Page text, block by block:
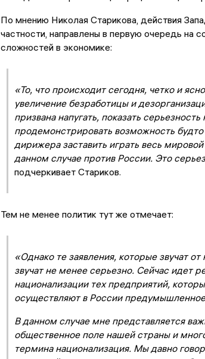
По мнению Николая Старикова, действия
частности, направлены в первую очередь на
сложностей в экономике:
«То, что происходит сегодня, четко и
увеличение безработицы и
призвана напугать, показать
продемонстрировать возможность
дирижера заставить играть весь
данном случае против России. Это
подчеркивает Стариков.
Тем не менее политик тут же отмечает:
«Однако те заявления, которые звучат
звучат не менее серьезно. Сейчас идет
национализации тех предприятий,
осуществляют в России
В данном случае мне представляется
общественное поле нашей страны и
термина национализация. Мы давно